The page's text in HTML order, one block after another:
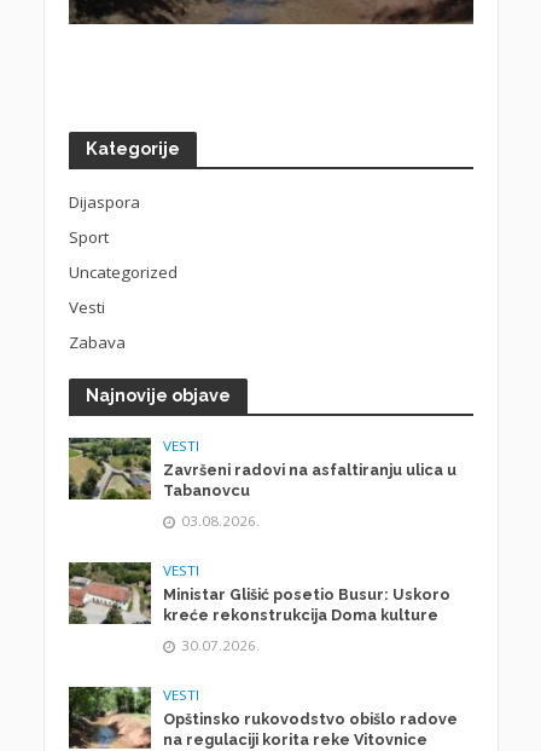
Kategorije
Dijaspora
Sport
Uncategorized
Vesti
Zabava
Najnovije objave
VESTI
Završeni radovi na asfaltiranju ulica u
Tabanovcu
03.08.2026.
VESTI
Ministar Glišić posetio Busur: Uskoro
kreće rekonstrukcija Doma kulture
30.07.2026.
VESTI
Opštinsko rukovodstvo obišlo radove
na regulaciji korita reke Vitovnice